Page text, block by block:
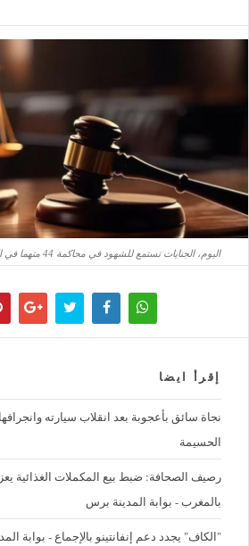
اليوم، الجنايات تستمع للشهود في محاكمة 44 متهما في اللجان المالية للإخوان - المدينة برس
إقرأ ايضا
نجاة سائق بأعجوبة بعد انقلاب سيارته
الحسيمة
رصيف الصحافة: ضبط بيع المكملات الغذائية
بالمغرب - بوابة المدينة برس
"الكاف" يجدد دعم إنفانتينو بالإجماع - بوابة